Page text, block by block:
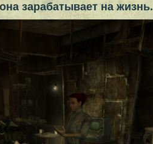
зарабатывает на жизнь.